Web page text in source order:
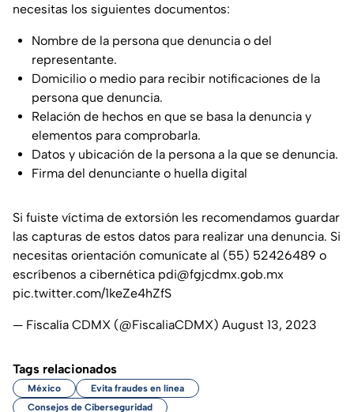
necesitas los siguientes documentos:
Nombre de la persona que denuncia o del
representante.
Domicilio o medio para recibir notificaciones de la
persona que denuncia.
Relación de hechos en que se basa la denuncia y
elementos para comprobarla.
Datos y ubicación de la persona a la que se denuncia.
Firma del denunciante o huella digital
Si fuiste víctima de extorsión les recomendamos guardar
las capturas de estos datos para realizar una denuncia. Si
necesitas orientación comunícate al (55) 52426489 o
escríbenos a cibernética pdi@fgjcdmx.gob.mx
pic.twitter.com/1keZe4hZfS
— Fiscalía CDMX (@FiscaliaCDMX) August 13, 2023
Tags relacionados
México
Evita fraudes en línea
Consejos de Ciberseguridad